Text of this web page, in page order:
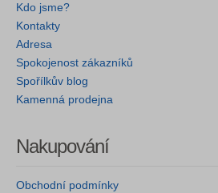
Kdo jsme?
Kontakty
Adresa
Spokojenost zákazníků
Spořílkův blog
Kamenná prodejna
Nakupování
Obchodní podmínky